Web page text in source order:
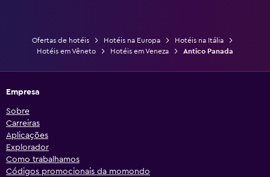
Ofertas de hotéis Hotéis na Europa
Hotéis na Itália
Hotéis em Vêneto
Hotéis em Veneza Antico Panada
Empresa
Sobre
Carreiras
Aplicações
Explorador
Como trabalhamos
Códigos promocionais da momondo